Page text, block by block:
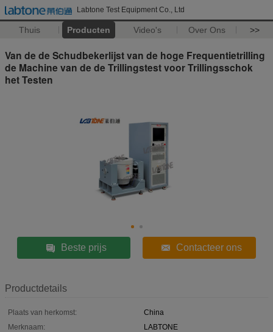
Labtone Test Equipment Co., Ltd
Thuis Producten Video's Over Ons >>
Van de de Schudbekerlijst van de hoge Frequentietrilling
de Machine van de de Trillingstest voor Trillingsschok
het Testen
Beste prijs Contacteer ons
Productdetails
Plaats van herkomst:
China
Merknaam:
LABTONE